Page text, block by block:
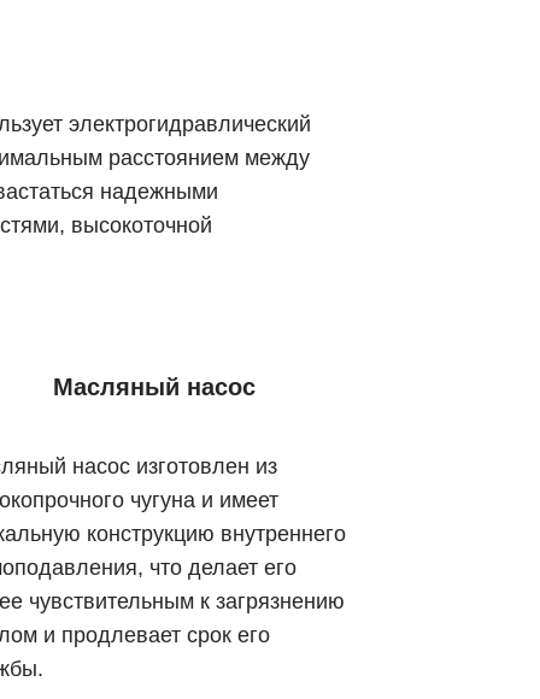
электрогидравлический
расстоянием между
надежными
высокоточной
Масляный насос
насос изготовлен из
чугуна и имеет
конструкцию внутреннего
что делает его
чувствительным к загрязнению
и продлевает срок его